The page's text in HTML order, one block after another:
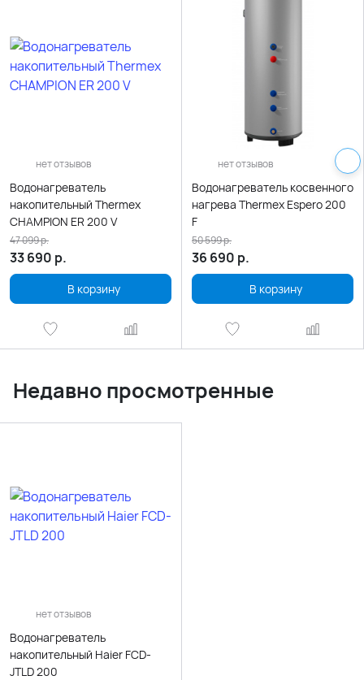
нет отзывов
Водонагреватель
накопительный Thermex
CHAMPION ER 200 V
33 690 р.
47 099р.
В корзину
нет отзывов
Водонагреватель косвенного
нагрева Thermex Espero 200
F
36 690 р.
50 599р.
В корзину
Недавно просмотренные
нет отзывов
Водонагреватель
накопительный Haier FCD-
JTLD 200